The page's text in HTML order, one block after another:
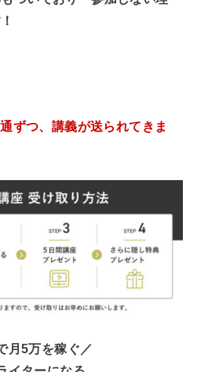
ずつ、講義が送られてきま
月5万を稼ぐ／